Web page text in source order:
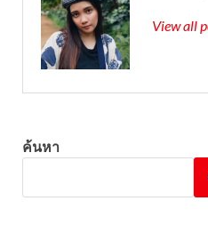
View all
ค้นหา